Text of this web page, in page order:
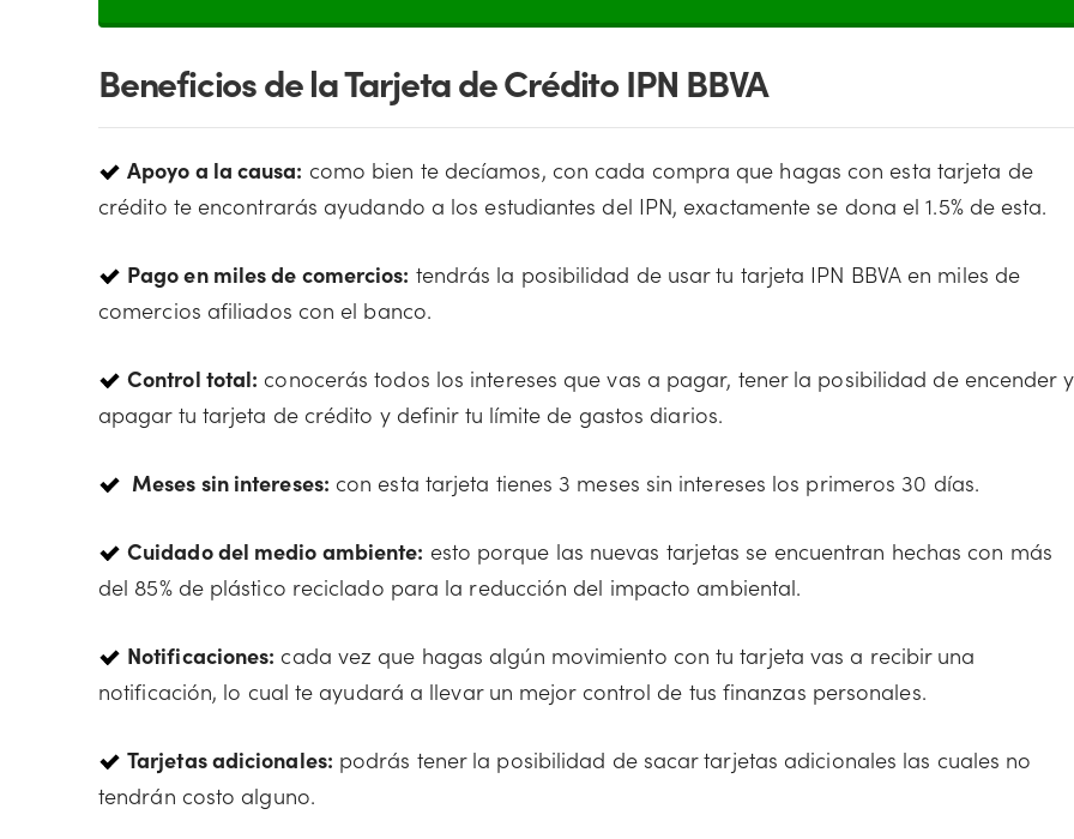
Beneficios de la Tarjeta de Crédito IPN BBVA
Apoyo a la causa: como bien te decíamos, con cada compra que hagas con esta tarjeta de
crédito te encontrarás ayudando a los estudiantes del IPN, exactamente se dona el 1.5% de esta.
Pago en miles de comercios: tendrás la posibilidad de usar tu tarjeta IPN BBVA en miles de
comercios afiliados con el banco.
Control total: conocerás todos los intereses que vas a pagar, tener la posibilidad de encender y
apagar tu tarjeta de crédito y definir tu límite de gastos diarios.
Meses sin intereses: con esta tarjeta tienes 3 meses sin intereses los primeros 30 días.
Cuidado del medio ambiente: esto porque las nuevas tarjetas se encuentran hechas con más
del 85% de plástico reciclado para la reducción del impacto ambiental.
Notificaciones: cada vez que hagas algún movimiento con tu tarjeta vas a recibir una
notificación, lo cual te ayudará a llevar un mejor control de tus finanzas personales.
Tarjetas adicionales: podrás tener la posibilidad de sacar tarjetas adicionales las cuales no
tendrán costo alguno.